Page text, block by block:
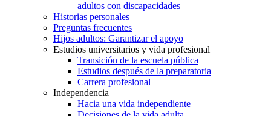
adultos con discapacidades
Historias personales
Preguntas frecuentes
Hijos adultos: Garantizar el apoyo
Estudios universitarios y vida profesional
Transición de la escuela pública
Estudios después de la preparatoria
Carrera profesional
Independencia
Hacia una vida independiente